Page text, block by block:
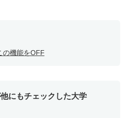
の機能をOFF
にもチェックした大学